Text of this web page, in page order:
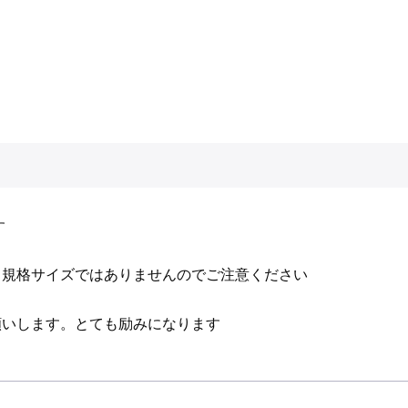
格サイズではありませんのでご注意ください
します。とても励みになります